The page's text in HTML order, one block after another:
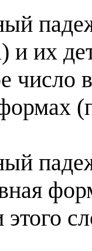
и их
число